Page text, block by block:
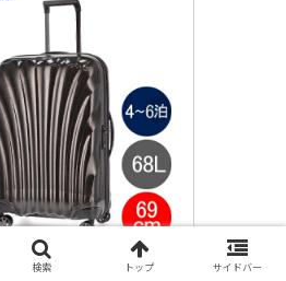
ール内最安挑戦中／
検索 トップ サイドバー